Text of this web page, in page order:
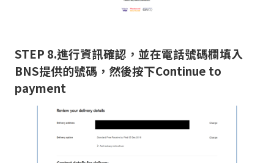
STEP 8.進行資訊確認，並在電話號碼欄填入
BNS提供的號碼，然後按下Continue to
payment